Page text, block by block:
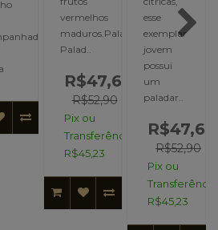
vermelhos
maduros.Paladar:
Palad..
R$47,61
R$52,90
Pix ou
Transferência:
R$45,23
esse
exemplar
jovem
possui
um
paladar..
R$47,61
R$52,90
Pix ou
R$45,23